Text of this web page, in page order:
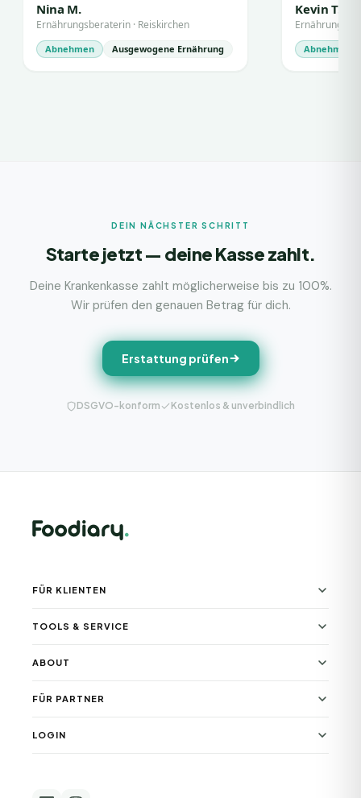
Nina M.
Ernährungsberaterin · Reiskirchen
Abnehmen Ausgewogene Ernährung
Kevin T.
Abnehmen
DEIN NÄCHSTER SCHRITT
Starte jetzt — deine Kasse zahlt.
Deine Krankenkasse zahlt möglicherweise bis zu 100%.
Wir prüfen den genauen Betrag für dich.
Erstattung prüfen
DSGVO-konform Kostenlos & unverbindlich
FÜR KLIENTEN
TOOLS & SERVICE
ABOUT
FÜR PARTNER
LOGIN